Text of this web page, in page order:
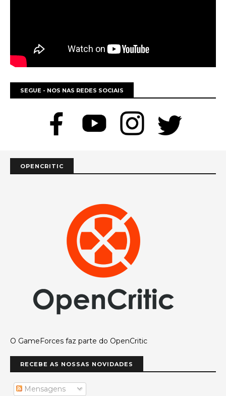
SEGUE - NOS NAS REDES SOCIAIS
OPENCRITIC
O GameForces faz parte do OpenCritic
RECEBE AS NOSSAS NOVIDADES
Mensagens